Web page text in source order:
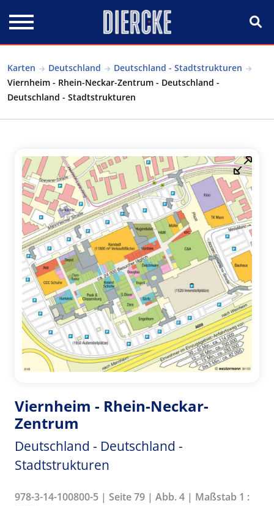
Karten Deutschland
Deutschland - Stadtstrukturen
Viernheim - Rhein-Neckar-Zentrum - Deutschland -
Deutschland - Stadtstrukturen
Viernheim - Rhein-Neckar-
Zentrum
Deutschland - Deutschland -
Stadtstrukturen
978-3-14-100800-5 | Seite 79 | Abb. 4 | Maßstab 1 :